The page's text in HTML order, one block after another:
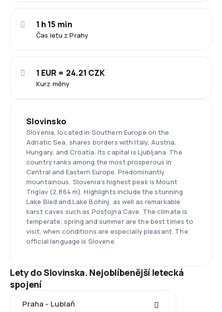
Čas letu z Prahy
1 h 15 min
Kurz měny
1 EUR = 24.21 CZK
Slovinsko
Slovenia, located in Southern Europe on the
Adriatic Sea, shares borders with Italy, Austria,
Hungary, and Croatia. Its capital is Ljubljana. The
country ranks among the most prosperous in
Central and Eastern Europe. Predominantly
mountainous, Slovenia’s highest peak is Mount
Triglav (2,864 m). Highlights include the stunning
Lake Bled and Lake Bohinj, as well as remarkable
karst caves such as Postojna Cave. The climate is
temperate; spring and summer are the best times to
visit, when conditions are especially pleasant. The
official language is Slovene.
Lety do Slovinska. Nejoblíbenější letecká
spojení
Praha - Lublaň